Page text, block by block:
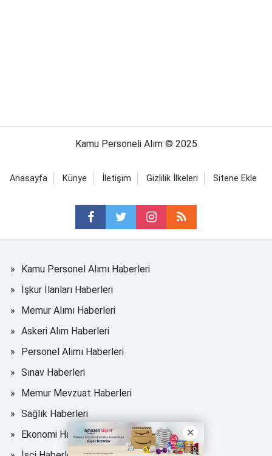
Kamu Personeli Alım © 2025
Anasayfa Künye İletişim Gizlilik İlkeleri Sitene Ekle
Kamu Personel Alımı Haberleri
İşkur İlanları Haberleri
Memur Alımı Haberleri
Askeri Alım Haberleri
Personel Alımı Haberleri
Sınav Haberleri
Memur Mevzuat Haberleri
Sağlık Haberleri
Ekonomi Haberleri